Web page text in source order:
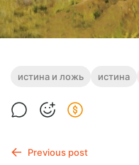
истина и ложь истина
Previous post